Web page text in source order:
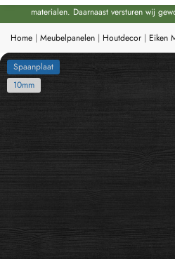
materialen. Daarnaast versturen wij
Home | Meubelpanelen | Houtdecor | Eiken
Spaanplaat
10mm